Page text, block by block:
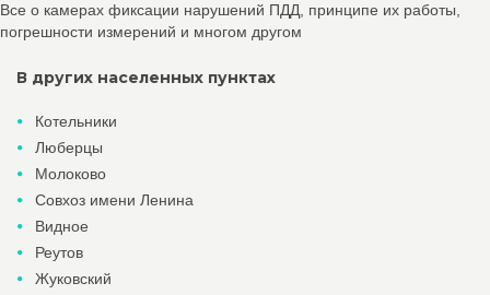
Все о камерах фиксации нарушений ПДД, принципе их работы,
погрешности измерений и многом другом
В других населенных пунктах
Котельники
Люберцы
Молоково
Совхоз имени Ленина
Видное
Реутов
Жуковский